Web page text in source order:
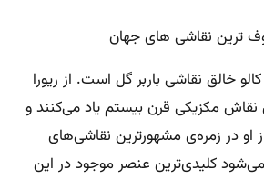
ترین نقاشی های جهان
کالو خالق نقاشی باربر گل است. از ریورا
نقاش مکزیکی قرن بیستم یاد می‌کنند و
او در زمره‌ی مشهورترین نقاشی‌های
می‌شود کلیدی‌ترین عنصر موجود در این